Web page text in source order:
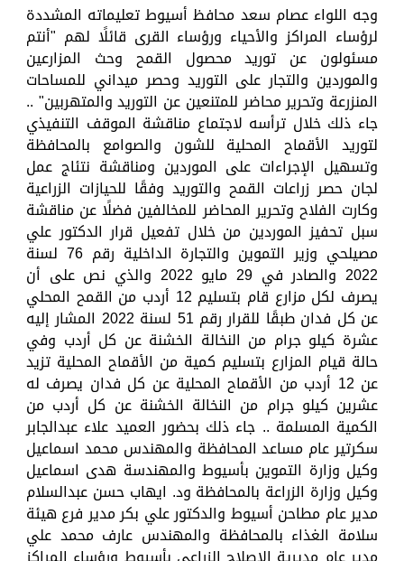
وجه اللواء عصام سعد محافظ أسيوط تعليماته المشددة
لرؤساء المراكز والأحياء ورؤساء القرى قائلًا لهم "أنتم
مسئولون عن توريد محصول القمح وحث المزارعين
والموردين والتجار على التوريد وحصر ميداني للمساحات
المنزرعة وتحرير محاضر للمتنعين عن التوريد والمتهربين" ..
جاء ذلك خلال ترأسه لاجتماع مناقشة الموقف التنفيذي
لتوريد الأقماح المحلية للشون والصوامع بالمحافظة
وتسهيل الإجراءات على الموردين ومناقشة نتئاج عمل
لجان حصر زراعات القمح والتوريد وفقًا للحيازات الزراعية
وكارت الفلاح وتحرير المحاضر للمخالفين فضلًا عن مناقشة
سبل تحفيز الموردين من خلال تفعيل قرار الدكتور علي
مصيلحي وزير التموين والتجارة الداخلية رقم 76 لسنة
2022 والصادر في 29 مايو 2022 والذي نص على أن
يصرف لكل مزارع قام بتسليم 12 أردب من القمح المحلي
عن كل فدان طبقًا للقرار رقم 51 لسنة 2022 المشار إليه
عشرة كيلو جرام من النخالة الخشنة عن كل أردب وفي
حالة قيام المزارع بتسليم كمية من الأقماح المحلية تزيد
عن 12 أردب من الأقماح المحلية عن كل فدان يصرف له
عشرين كيلو جرام من النخالة الخشنة عن كل أردب من
الكمية المسلمة .. جاء ذلك بحضور العميد علاء عبدالجابر
سكرتير عام مساعد المحافظة والمهندس محمد اسماعيل
وكيل وزارة التموين بأسيوط والمهندسة هدى اسماعيل
وكيل وزارة الزراعة بالمحافظة ود. ايهاب حسن عبدالسلام
مدير عام مطاحن أسيوط والدكتور علي بكر مدير فرع هيئة
سلامة الغذاء بالمحافظة والمهندس عارف محمد علي